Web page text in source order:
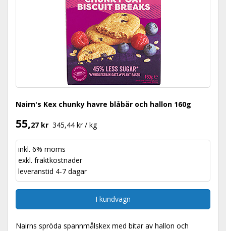
Nairn's Kex chunky havre blåbär och hallon 160g
55,27 kr 345,44 kr / kg
inkl. 6% moms
exkl. fraktkostnader
leveranstid 4-7 dagar
I kundvagn
Nairns spröda spannmålskex med bitar av hallon och